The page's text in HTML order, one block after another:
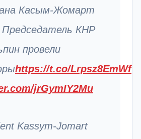
Касым-Жомарт
Председатель КНР
провели
https://t.co/Lrpsz8EmWf
jrGymIY2Mu
Kassym-Jomart